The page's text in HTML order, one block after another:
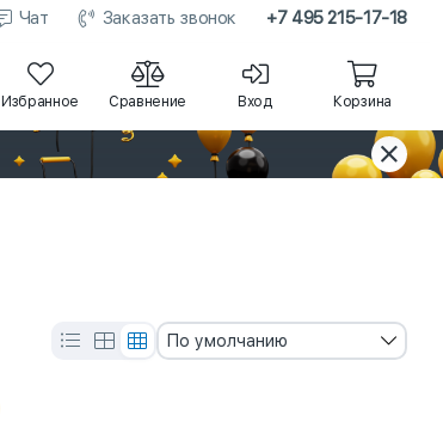
Чат Заказать звонок +7 495 215-17-18
Избранное Сравнение Вход Корзина
По умолчанию